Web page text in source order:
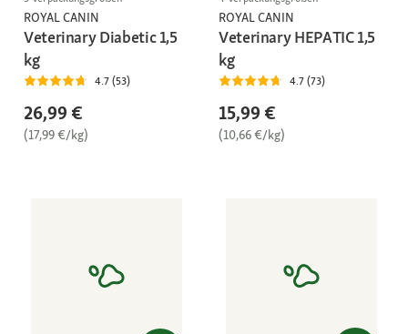
ROYAL CANIN
Veterinary Diabetic 1,5
kg
4.7 (53)
26,99 €
(17,99 €/kg)
ROYAL CANIN
Veterinary HEPATIC 1,5
kg
4.7 (73)
15,99 €
(10,66 €/kg)